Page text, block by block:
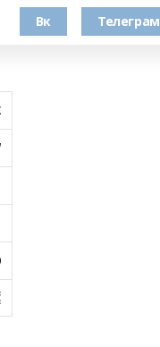
Вк Телеграм